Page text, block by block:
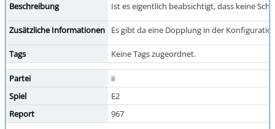
Beschreibung
Ist es eigentlich beabsichtigt, dass keine
Zusätzliche Informationen Es gibt da eine Dopplung in der
Tags Keine Tags zugeordnet.
Partei
ii
Spiel
E2
Report
967